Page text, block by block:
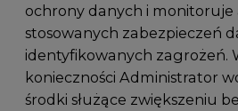
ochrony danych i monitoruje
stosowanych zabezpieczeń
identyfikowanych zagrożeń.
konieczności Administrator
środki służące zwiększeniu